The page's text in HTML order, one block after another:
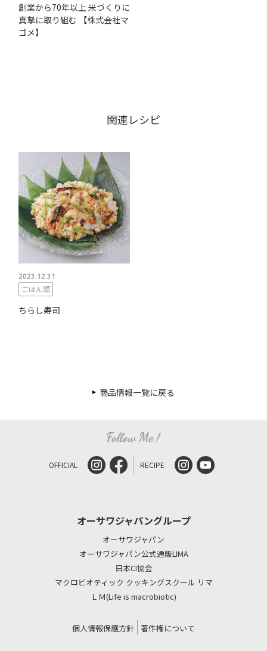
創業から70年以上 米づくりに
真摯に取り組む 【株式会社マ
ゴメ】
関連レシピ
2023.12.31
ごはん類
ちらし寿司
商品情報一覧に戻る
OFFICIAL RECIPE
オーサワジャパングループ
オーサワジャパン
オーサワジャパン公式通販LIMA
日本CI協会
マクロビオティック クッキングスクール リマ
ＬＭ(Life is macrobiotic)
個人情報保護方針 著作権について